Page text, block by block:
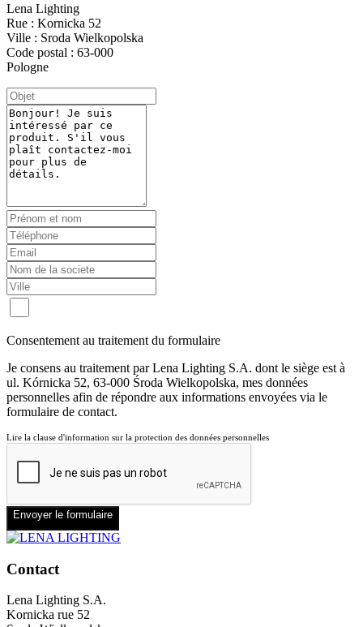
Lena Lighting
Rue : Kornicka 52
Ville : Sroda Wielkopolska
Code postal : 63-000
Pologne
Consentement au traitement du formulaire
Je consens au traitement par Lena Lighting S.A. dont le siège est à
ul. Kórnicka 52, 63-000 Środa Wielkopolska, mes données
personnelles afin de répondre aux informations envoyées via le
formulaire de contact.
Lire la clause d'information sur la protection des données personnelles
Envoyer le formulaire
Contact
Lena Lighting S.A.
Kornicka rue 52